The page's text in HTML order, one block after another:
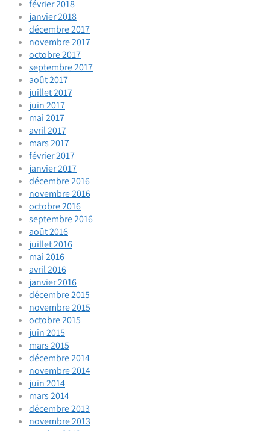
février 2018
janvier 2018
décembre 2017
novembre 2017
octobre 2017
septembre 2017
août 2017
juillet 2017
juin 2017
mai 2017
avril 2017
mars 2017
février 2017
janvier 2017
décembre 2016
novembre 2016
octobre 2016
septembre 2016
août 2016
juillet 2016
mai 2016
avril 2016
janvier 2016
décembre 2015
novembre 2015
octobre 2015
juin 2015
mars 2015
décembre 2014
novembre 2014
juin 2014
mars 2014
décembre 2013
novembre 2013